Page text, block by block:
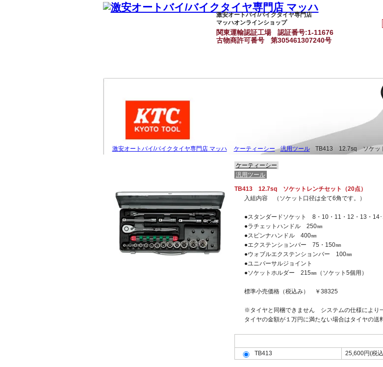
激安オートバイ/バイクタイヤ専門店
マッハオンラインショップ
関東運輸認証工場
認証番号:1-11676
古物商許可番号
第305461307240号
激安オートバイ/バイクタイヤ専門店 マッハ ケーティーシー 汎用ツール TB413 12.7sq ソケッ
ケーティーシー
汎用ツール
TB413 12.7sq ソケットレンチセット（20点）
入組内容 （ソケット口径は全て6角です。）
●スタンダードソケット 8・10・11・12・13・14
●ラチェットハンドル 250㎜
●スピンナハンドル 400㎜
●エクステンションバー 75・150㎜
●ウォブルエクステンションバー 100㎜
●ユニバーサルジョイント
●ソケットホルダー 215㎜（ソケット5個用）
標準小売価格（税込み） ￥38325
※タイヤと同梱できません システムの仕様により
タイヤの金額が１万円に満たない場合はタイヤの送
TB413 25,600円(税